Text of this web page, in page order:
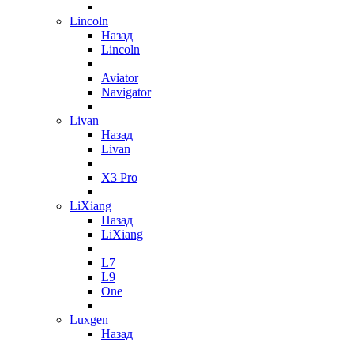
Lincoln
Назад
Lincoln
Aviator
Navigator
Livan
Назад
Livan
X3 Pro
LiXiang
Назад
LiXiang
L7
L9
One
Luxgen
Назад